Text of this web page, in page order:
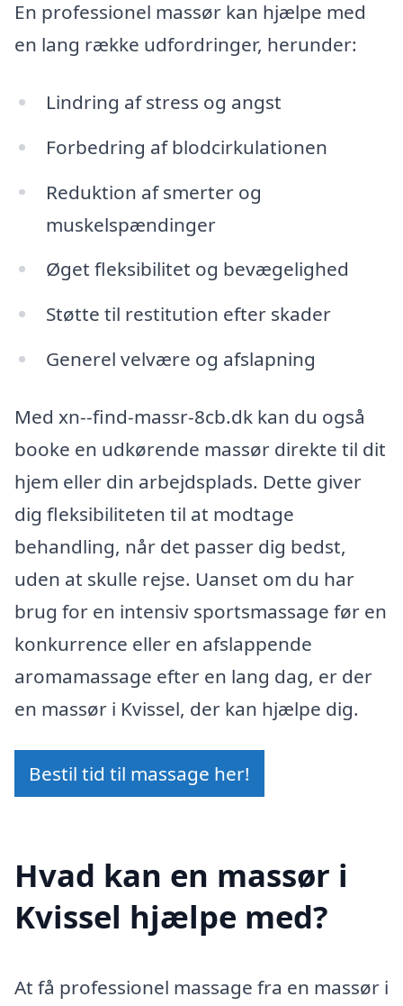
En professionel massør kan hjælpe med
en lang række udfordringer, herunder:
Lindring af stress og angst
Forbedring af blodcirkulationen
Reduktion af smerter og
muskelspændinger
Øget fleksibilitet og bevægelighed
Støtte til restitution efter skader
Generel velvære og afslapning
Med xn--find-massr-8cb.dk kan du også
booke en udkørende massør direkte til dit
hjem eller din arbejdsplads. Dette giver
dig fleksibiliteten til at modtage
behandling, når det passer dig bedst,
uden at skulle rejse. Uanset om du har
brug for en intensiv sportsmassage før en
konkurrence eller en afslappende
aromamassage efter en lang dag, er der
en massør i Kvissel, der kan hjælpe dig.
Bestil tid til massage her!
Hvad kan en massør i
Kvissel hjælpe med?
At få professionel massage fra en massør i